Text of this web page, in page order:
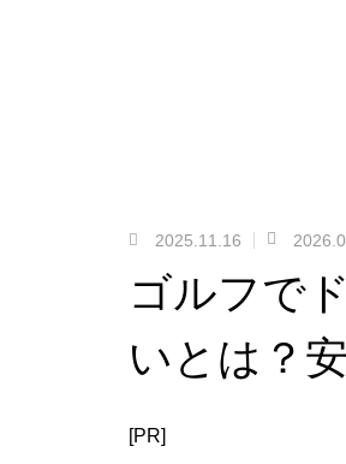
2025.11.16
ゴルフで
いとは？
[PR]